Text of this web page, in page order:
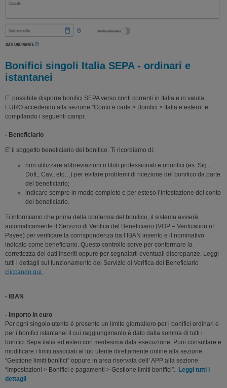
Bonifici singoli Italia SEPA - ordinari e
istantanei
E’ possibile disporre bonifici SEPA verso conti correnti in Italia e in valuta
EURO accedendo alla sezione "Conto e carte > Bonifici > Italia e estero” e
compilando i seguenti campi:
- Beneficiario
E' il soggetto beneficiario del bonifico. Ti ricordiamo di:
non utilizzare abbreviazioni o titoli professionali e onorifici (es. Sig.,
Dott., Cav., etc…) per evitare problemi di ricezione del bonifico da parte
del beneficiario;
indicare sempre in modo completo e per esteso l’intestazione del conto
del beneficiario.
Ti informiamo che prima della conferma del bonifico, il sistema avvierà
automaticamente il Servizio di Verifica del Beneficiario (VOP – Verification of
Payee) per verificare la corrispondenza tra l’IBAN inserito e il nominativo
indicato come beneficiario. Questo controllo serve per confermare la
correttezza dei dati inseriti oppure per segnalarti eventuali discrepanze. Leggi
tutti i dettagli sul funzionamento del Servizio di Verifica del Beneficiario
cliccando qui.
- IBAN
- Importo in euro
Per ogni singolo utente è presente un limite giornaliero per i bonifici ordinari e
per i bonifici istantanei il cui raggiungimento è dato dalla somma di tutti i
bonifici Sepa italia ed esteri con medesima data esecuzione. Puoi consultare e
modificare i limiti associati al tuo utente direttamente online alla sezione
“Gestione limiti bonifici” oppure in area riservata dell’ APP alla sezione
“Impostazioni > Bonifici e pagamenti > Gestione limiti bonifici”.
Leggi tutti i
dettagli